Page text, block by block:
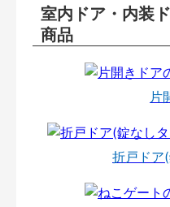
室内ドア・内装
商品
片
折戸ドア